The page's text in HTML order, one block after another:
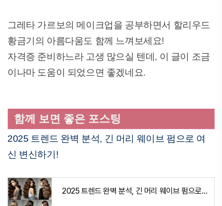
그레타 가르보의 메이크업을 공부하면서 할리우드
황금기의 아름다움도 함께 느껴보세요!
자격증 준비하느라 고생 많으실 텐데, 이 글이 조금
이나마 도움이 되었으면 좋겠네요.
함께 보면 좋은 포스팅
2025 트렌드 완벽 분석, 긴 머리 웨이브 펌으로 여
신 변신하기!
2025 트렌드 완벽 분석, 긴 머리 웨이브 펌으로 여신 변신하기!